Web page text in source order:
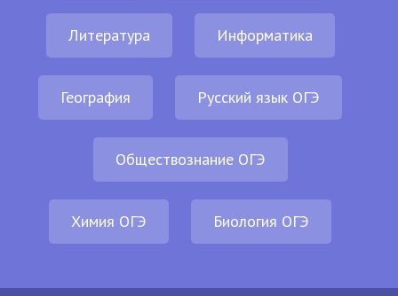
Литература Информатика
География Русский язык ОГЭ
Обществознание ОГЭ
Химия ОГЭ Биология ОГЭ